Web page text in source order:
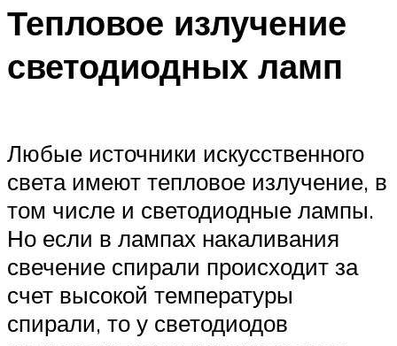
Тепловое излучение
светодиодных ламп
Любые источники искусственного
света имеют тепловое излучение, в
том числе и светодиодные лампы.
Но если в лампах накаливания
свечение спирали происходит за
счет высокой температуры
спирали, то у светодиодов